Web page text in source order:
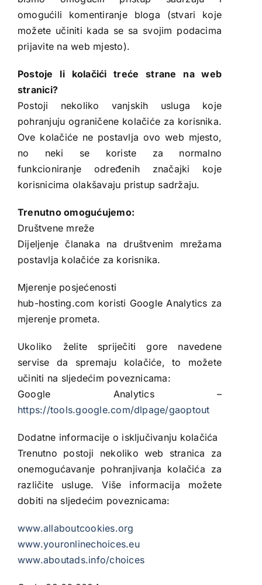
omogućili komentiranje bloga (stvari koje
možete učiniti kada se sa svojim podacima
prijavite na web mjesto).
Postoje li kolačići treće strane na web
stranici?
Postoji nekoliko vanjskih usluga koje
pohranjuju ograničene kolačiće za korisnika.
Ove kolačiće ne postavlja ovo web mjesto,
no neki se koriste za normalno
funkcioniranje određenih značajki koje
korisnicima olakšavaju pristup sadržaju.
Trenutno omogućujemo:
Društvene mreže
Dijeljenje članaka na društvenim mrežama
postavlja kolačiće za korisnika.
Mjerenje posjećenosti
hub-hosting.com koristi Google Analytics za
mjerenje prometa.
Ukoliko želite spriječiti gore navedene
servise da spremaju kolačiće, to možete
učiniti na sljedećim poveznicama:
Google Analytics –
https://tools.google.com/dlpage/gaoptout
Dodatne informacije o isključivanju kolačića
Trenutno postoji nekoliko web stranica za
onemogućavanje pohranjivanja kolačića za
različite usluge. Više informacija možete
dobiti na sljedećim poveznicama:
www.allaboutcookies.org
www.youronlinechoices.eu
www.aboutads.info/choices